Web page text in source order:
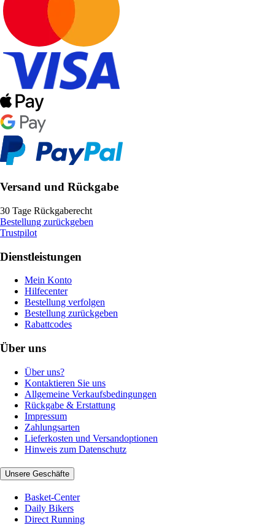
Versand und Rückgabe
30 Tage Rückgaberecht
Bestellung zurückgeben
Trustpilot
Dienstleistungen
Mein Konto
Hilfecenter
Bestellung verfolgen
Bestellung zurückgeben
Rabattcodes
Über uns
Über uns?
Kontaktieren Sie uns
Allgemeine Verkaufsbedingungen
Rückgabe & Erstattung
Impressum
Zahlungsarten
Lieferkosten und Versandoptionen
Hinweis zum Datenschutz
Unsere Geschäfte
Basket-Center
Daily Bikers
Direct Running